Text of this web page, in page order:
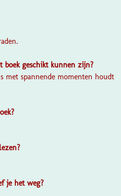
boek geschikt kunnen zijn?
met spannende momenten houdt
je het weg?